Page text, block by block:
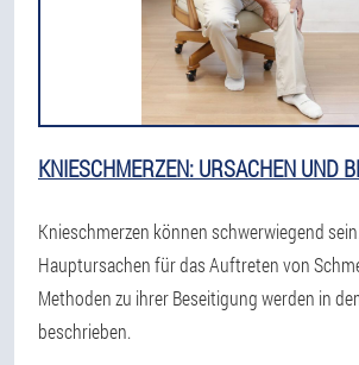
KNIESCHMERZEN: URSACHEN UND
Knieschmerzen können schwerwiegend
Hauptursachen für das Auftreten von
Methoden zu ihrer Beseitigung werden in
beschrieben.